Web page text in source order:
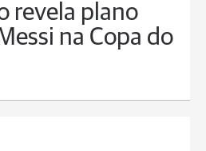
revela plano
na Copa do